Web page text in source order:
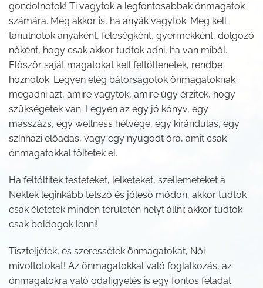
gondolnotok! Ti vagytok a legfontosabbak önmagatok
számára. Még akkor is, ha anyák vagytok. Meg kell
tanulnotok anyaként, feleségként, gyermekként, dolgozó
nőként, hogy csak akkor tudtok adni, ha van miből.
Először saját magatokat kell feltöltenetek, rendbe
hoznotok. Legyen elég bátorságotok önmagatoknak
megadni azt, amire vágytok, amire úgy érzitek, hogy
szükségetek van. Legyen az egy jó könyv, egy
masszázs, egy wellness hétvége, egy kirándulás, egy
színházi előadás, vagy egy nyugodt óra, amit csak
önmagatokkal töltetek el.
Ha feltöltitek testeteket, lelketeket, szellemeteket a
Nektek leginkább tetsző és jóleső módon, akkor tudtok
csak életetek minden területén helyt állni; akkor tudtok
csak boldogok lenni!
Tiszteljétek, és szeressétek önmagatokat, Női
mivoltotokat! Az önmagatokkal való foglalkozás, az
önmagatokra való odafigyelés is egy fontos feladat